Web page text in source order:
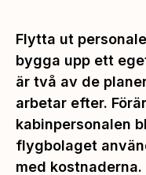
Flytta ut
bygga upp ett
är två av de
arbetar efter.
kabinpersonalen
flygbolaget
med kostnaderna.